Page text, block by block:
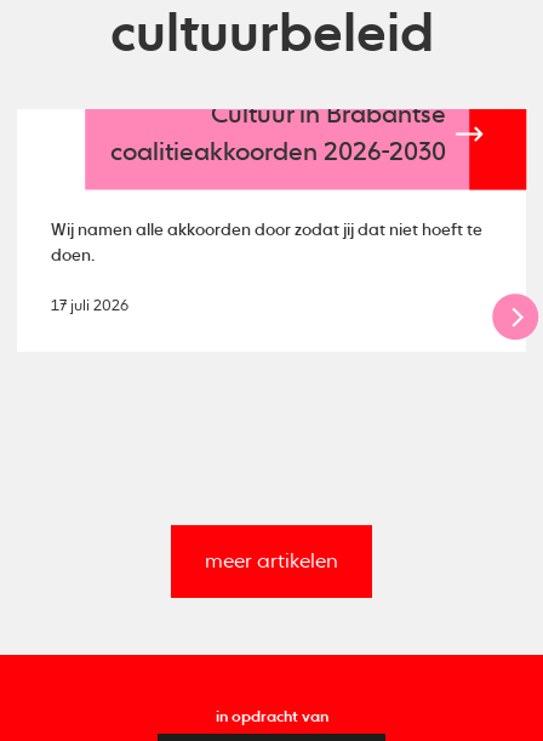
cultuurbeleid
Cultuur in Brabantse
coalitieakkoorden 2026-2030
Wij namen alle akkoorden door zodat jij dat niet hoeft te
doen.
17 juli 2026
meer artikelen
in opdracht van